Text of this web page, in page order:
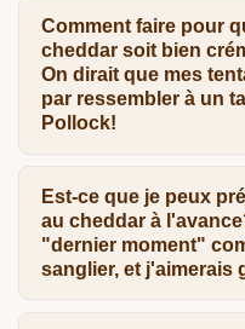
Comment faire pour
cheddar soit bien
On dirait que mes
par ressembler à un
Pollock!
Est-ce que je peux
au cheddar à
"dernier moment"
sanglier, et j'aimerais